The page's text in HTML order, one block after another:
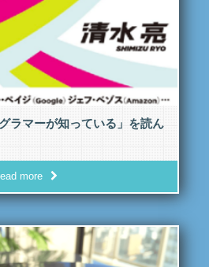
ラマーが知っている」を読ん
more